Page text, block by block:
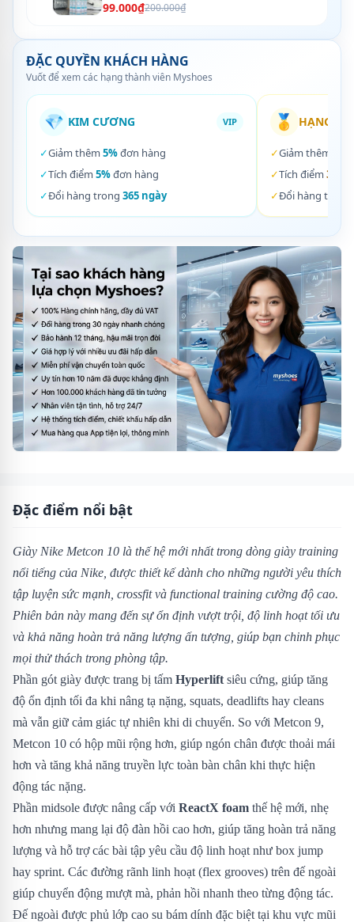
99.000₫200.000₫
ĐẶC QUYỀN KHÁCH HÀNG
Vuốt để xem các hạng thành viên Myshoes
💎 KIM CƯƠNG VIP
✓Giảm thêm 5%đơn hàng
✓Tích điểm 5%đơn hàng
✓Đổi hàng trong 365 ngày
🥇 HẠNG
✓Giảm thêm
✓Tích điểm 3%
✓Đổi hàng trong
Đặc điểm nổi bật
Giày Nike Metcon 10 là thế hệ mới nhất trong dòng giày training
nổi tiếng của Nike, được thiết kế dành cho những người yêu thích
tập luyện sức mạnh, crossfit và functional training cường độ cao.
Phiên bản này mang đến sự ổn định vượt trội, độ linh hoạt tối ưu
và khả năng hoàn trả năng lượng ấn tượng, giúp bạn chinh phục
mọi thử thách trong phòng tập.
Phần gót giày được trang bị tấm Hyperlift siêu cứng, giúp tăng
độ ổn định tối đa khi nâng tạ nặng, squats, deadlifts hay cleans
mà vẫn giữ cảm giác tự nhiên khi di chuyển. So với Metcon 9,
Metcon 10 có hộp mũi rộng hơn, giúp ngón chân được thoải mái
hơn và tăng khả năng truyền lực toàn bàn chân khi thực hiện
động tác nặng.
Phần midsole được nâng cấp với ReactX foam thế hệ mới, nhẹ
hơn nhưng mang lại độ đàn hồi cao hơn, giúp tăng hoàn trả năng
lượng và hỗ trợ các bài tập yêu cầu độ linh hoạt như box jump
hay sprint. Các đường rãnh linh hoạt (flex grooves) trên đế ngoài
giúp chuyển động mượt mà, phản hồi nhanh theo từng động tác.
Đế ngoài được phủ lớp cao su bám dính đặc biệt tại khu vực mũi